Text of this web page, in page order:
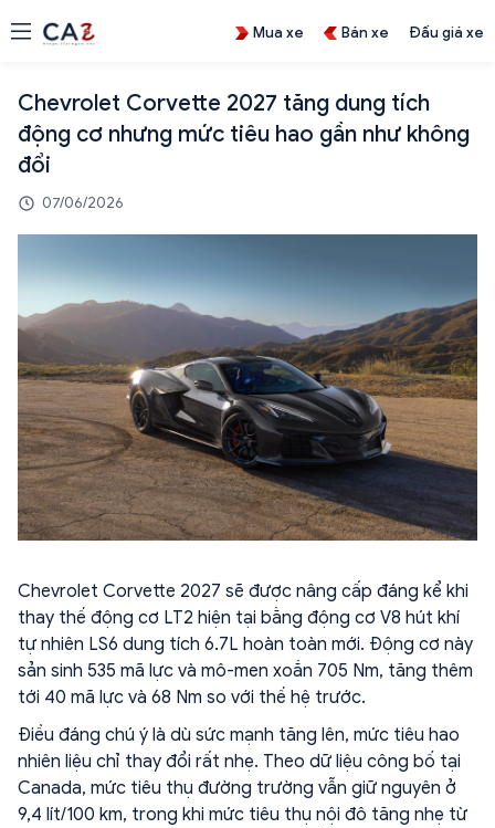
Mua xe Bán xe Đấu giá xe
Chevrolet Corvette 2027 tăng dung tích
động cơ nhưng mức tiêu hao gần như không
đổi
07/06/2026
Chevrolet Corvette 2027 sẽ được nâng cấp đáng kể khi
thay thế động cơ LT2 hiện tại bằng động cơ V8 hút khí
tự nhiên LS6 dung tích 6.7L hoàn toàn mới. Động cơ này
sản sinh 535 mã lực và mô-men xoắn 705 Nm, tăng thêm
tới 40 mã lực và 68 Nm so với thế hệ trước.
Điều đáng chú ý là dù sức mạnh tăng lên, mức tiêu hao
nhiên liệu chỉ thay đổi rất nhẹ. Theo dữ liệu công bố tại
Canada, mức tiêu thụ đường trường vẫn giữ nguyên ở
9,4 lít/100 km, trong khi mức tiêu thụ nội đô tăng nhẹ từ